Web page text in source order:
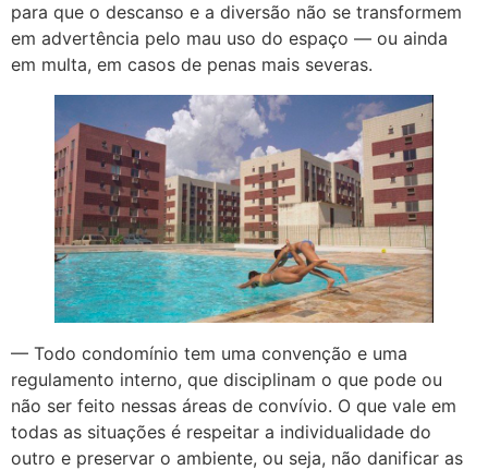
para que o descanso e a diversão não se transformem
em advertência pelo mau uso do espaço — ou ainda
em multa, em casos de penas mais severas.
— Todo condomínio tem uma convenção e uma
regulamento interno, que disciplinam o que pode ou
não ser feito nessas áreas de convívio. O que vale em
todas as situações é respeitar a individualidade do
outro e preservar o ambiente, ou seja, não danificar as